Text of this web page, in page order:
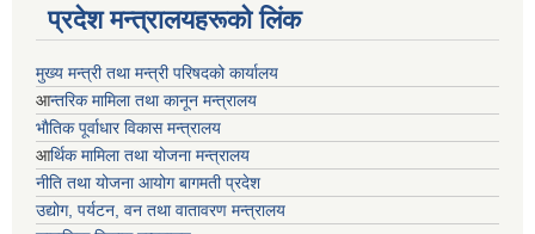
प्रदेश मन्त्रालयहरूको लिंक
मुख्य मन्त्री तथा मन्त्री परिषदको कार्यालय
आन्तरिक मामिला तथा कानून मन्त्रालय
भाैतिक पूर्वाधार विकास मन्त्रालय
आर्थिक मामिला तथा योजना मन्त्रालय
नीति तथा योजना आयोग बागमती प्रदेश
उद्योग, पर्यटन, वन तथा वातावरण मन्त्रालय